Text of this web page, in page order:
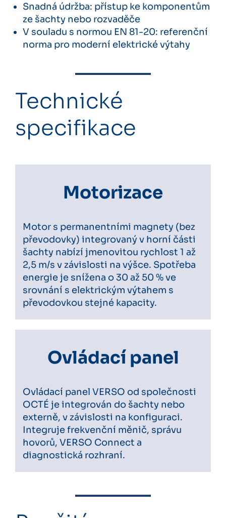
Snadná údržba: přístup ke komponentům
ze šachty nebo rozvaděče
V souladu s normou EN 81-20: referenční
norma pro moderní elektrické výtahy
Technické
specifikace
Motorizace
Motor s permanentními magnety (bez
převodovky) integrovaný v horní části
šachty nabízí jmenovitou rychlost 1 až
2,5 m/s v závislosti na výšce. Spotřeba
energie je snížena o 30 až 50 % ve
srovnání s elektrickým výtahem s
převodovkou stejné kapacity.
Ovládací panel
Ovládací panel VERSO od společnosti
OCTÉ je integrován do šachty nebo
externě, v závislosti na konfiguraci.
Integruje frekvenční měnič, správu
hovorů, VERSO Connect a
diagnostická rozhraní.